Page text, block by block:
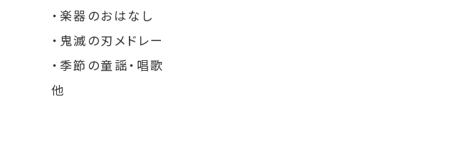
・楽器のおはなし
・鬼滅の刃メドレー
・季節の童謡・唱歌
他